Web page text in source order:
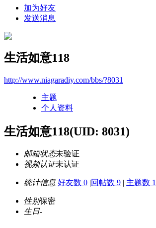
加为好友
发送消息
生活如意118
http://www.niagaradiy.com/bbs/?8031
主题
个人资料
生活如意118(UID: 8031)
邮箱状态未验证
视频认证未认证
统计信息 好友数 0 |回帖数 9 | 主题数 1
性别保密
生日-